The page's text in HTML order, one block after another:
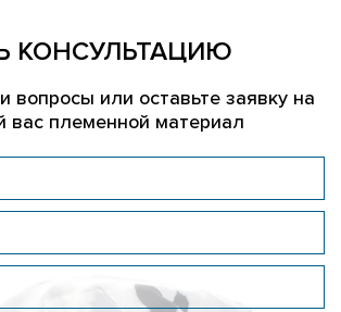
КОНСУЛЬТАЦИЮ
вопросы или оставьте заявку на
вас племенной материал